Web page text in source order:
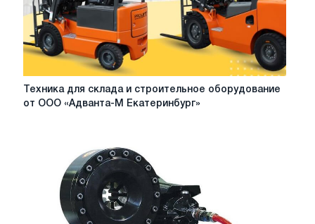
Техника
для
оборудование
«Адванта-
Техника для склада и строительное оборудование
от ООО «Адванта-М Екатеринбург»